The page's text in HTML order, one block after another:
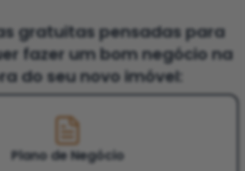
gratuitas pensadas para
fazer um bom negócio na
do seu novo imóvel:
Plano de Negócio